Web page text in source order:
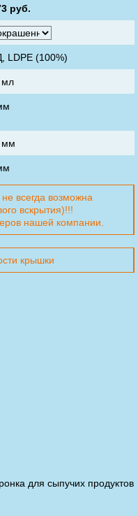
руб.
LDPE (100%)
мл
мм
всегда возможна
вскрытия)!!!
нашей компании.
крышки
для сыпучих продуктов